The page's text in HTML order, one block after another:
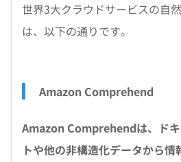
世界3大クラウドサービスの自
は、以下の通りです。
Amazon Comprehend
Amazon Comprehendは、ド
トや他の非構造化データから